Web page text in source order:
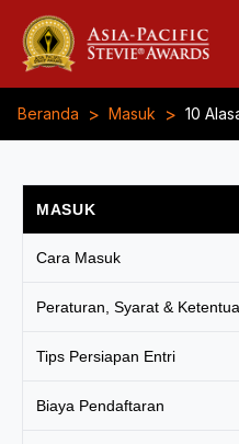
Beranda > Masuk > 10
MASUK
Cara Masuk
Peraturan, Syarat &
Tips Persiapan Entri
Biaya Pendaftaran